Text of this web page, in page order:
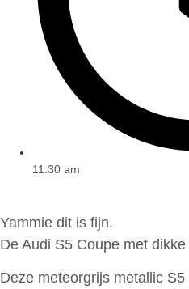
11:30 am
Yammie dit is fijn.
De Audi S5 Coupe met
Deze meteorgrijs metallic